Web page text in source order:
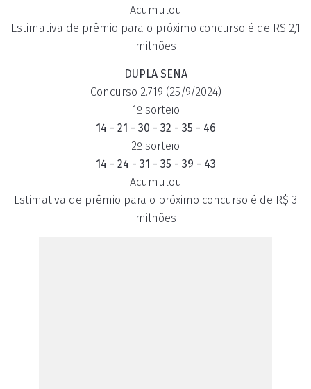
Acumulou
Estimativa de prêmio para o próximo concurso é de R$ 2,1
milhões
DUPLA SENA
Concurso 2.719 (25/9/2024)
1º sorteio
14 - 21 - 30 - 32 - 35 - 46
2º sorteio
14 - 24 - 31 - 35 - 39 - 43
Acumulou
Estimativa de prêmio para o próximo concurso é de R$ 3
milhões